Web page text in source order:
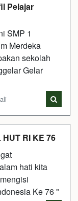
Pelajar
SMP 1
Merdeka
sekolah
Gelar
RI KE 76
hati kita
Ke 76 "